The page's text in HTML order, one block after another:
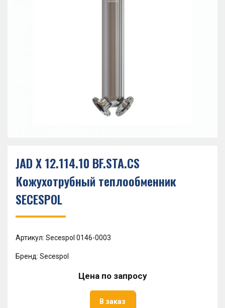
JAD X 12.114.10 BF.STA.CS
Кожухотрубный теплообменник
SECESPOL
Артикул: Secespol 0146-0003
Бренд: Secespol
Цена по запросу
В заказ